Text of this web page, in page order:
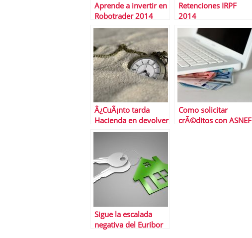
Aprende a invertir en
Robotrader 2014
Retenciones IRPF
2014
Â¿CuÃ¡nto tarda
Hacienda en devolver
el dinero de la
renta?
Como solicitar
crÃ©ditos con ASNEF
Sigue la escalada
negativa del Euribor